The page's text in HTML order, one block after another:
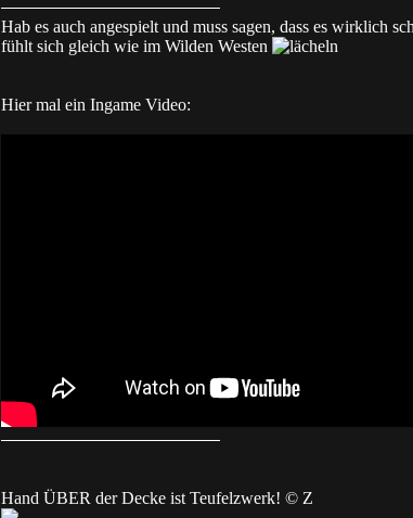
Hab es auch angespielt und muss sagen, dass es wirklich
fühlt sich gleich wie im Wilden Westen
Hier mal ein Ingame Video:
Hand ÜBER der Decke ist Teufelzwerk! © Z